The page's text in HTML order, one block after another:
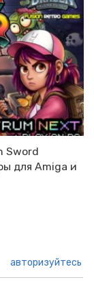
Sword
для Amiga и
авторизуйтесь